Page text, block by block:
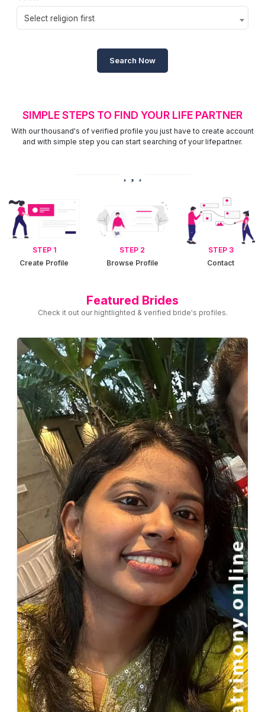
Select religion first
Search Now
SIMPLE STEPS TO FIND YOUR LIFE PARTNER
With our thousand's of verified profile you just have to create account
and with simple step you can start searching of your lifepartner.
STEP 1
Create Profile
STEP 2
Browse Profile
STEP 3
Contact
Featured Brides
Check it out our hightlighted & verified bride's profiles.
R. Amritha
User Id:24M00515
8 Veedu,Thavalaiyaar,India